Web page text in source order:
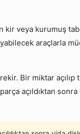
kir veya kurumuş
araçlarla
Bir miktar
açıldıktan